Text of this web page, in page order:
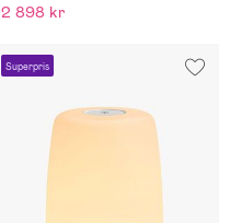
2 898 kr
Superpris